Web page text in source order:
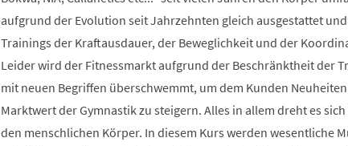
aufgrund der Evolution seit Jahrzehnten gleich ausgestattet
Trainings der Kraftausdauer, der Beweglichkeit und der
Leider wird der Fitnessmarkt aufgrund der Beschränktheit der
mit neuen Begriffen überschwemmt, um dem Kunden
Marktwert der Gymnastik zu steigern. Alles in allem dreht es
den menschlichen Körper. In diesem Kurs werden wesentliche